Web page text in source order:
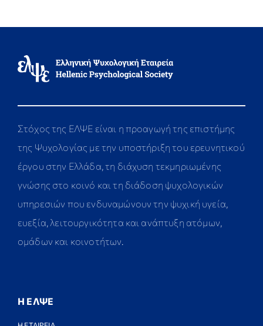
Στόχος της ΕΛΨΕ είναι η προαγωγή της επιστήμης
της Ψυχολογίας με την υποστήριξη του ερευνητικού
έργου στην Ελλάδα, τη διάχυση τεκμηριωμένης
γνώσης στο κοινό και τη διάδοση ψυχολογικών
υπηρεσιών που ενδυναμώνουν την ψυχική υγεία,
ευεξία, λειτουργικότητα και ανάπτυξη ατόμων,
ομάδων και κοινοτήτων.
Η ΕΛΨΕ